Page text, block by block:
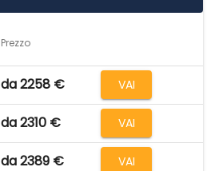
Prezzo
da 2258 € VAI
da 2310 € VAI
da 2389 € VAI